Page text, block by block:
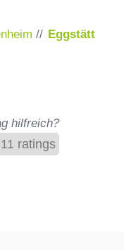
// Eggstätt
hilfreich?
11 ratings